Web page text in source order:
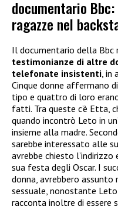
documentario
ragazze nel
Il documentario della Bbc
testimonianze di altre
telefonate insistenti, in
Cinque donne affermano
tipo e quattro di loro
fatti. Tra queste c’è Etta,
quando incontrò Leto in
insieme alla madre.
sarebbe interessato alle
avrebbe chiesto
sua festa degli Oscar. I
donna, avrebbero
sessuale, nonostante
racconta inoltre di essere